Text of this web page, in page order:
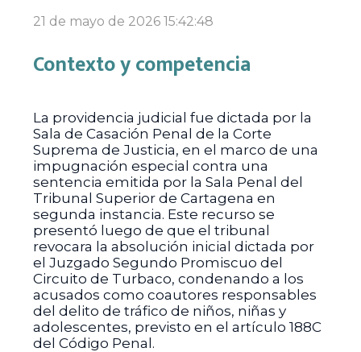
21 de mayo de 2026 15:42:48
Contexto y competencia
La providencia judicial fue dictada por la
Sala de Casación Penal de la Corte
Suprema de Justicia, en el marco de una
impugnación especial contra una
sentencia emitida por la Sala Penal del
Tribunal Superior de Cartagena en
segunda instancia. Este recurso se
presentó luego de que el tribunal
revocara la absolución inicial dictada por
el Juzgado Segundo Promiscuo del
Circuito de Turbaco, condenando a los
acusados como coautores responsables
del delito de tráfico de niños, niñas y
adolescentes, previsto en el artículo 188C
del Código Penal.